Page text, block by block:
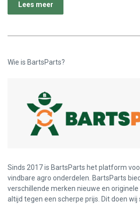
Lees meer
Wie is BartsParts?
Sinds 2017 is BartsParts het platform
vindbare agro onderdelen. BartsParts
verschillende merken nieuwe en
altijd tegen een scherpe prijs. Dit doen